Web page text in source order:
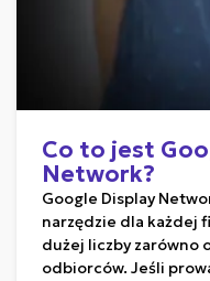
Co to jest
Network?
Google Display
narzędzie dla każdej
dużej liczby zarówno
odbiorców. Jeśli